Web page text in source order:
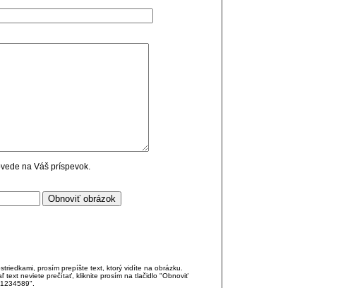
na Váš príspevok.
prosím prepíšte text, ktorý vidíte na obrázku.
text neviete prečítať, kliknite prosím na tlačidlo "Obnoviť